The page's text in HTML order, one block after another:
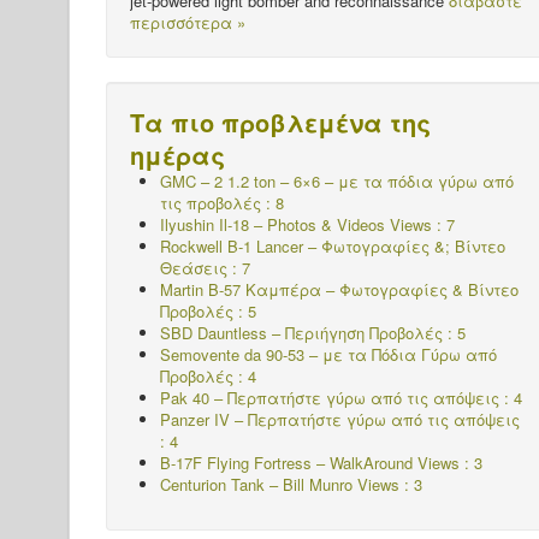
περισσότερα »
Τα πιο προβλεμένα της
ημέρας
GMC – 2 1.2 ton – 6×6 – με τα πόδια γύρω από
τις προβολές : 8
Ilyushin Il-18 – Photos & Videos Views : 7
Rockwell B-1 Lancer – Φωτογραφίες &; Βίντεο
Θεάσεις : 7
Martin B-57 Καμπέρα – Φωτογραφίες & Βίντεο
Προβολές : 5
SBD Dauntless – Περιήγηση Προβολές : 5
Semovente da 90-53 – με τα Πόδια Γύρω από
Προβολές : 4
Pak 40 – Περπατήστε γύρω από τις απόψεις : 4
Panzer IV – Περπατήστε γύρω από τις απόψεις
: 4
B-17F Flying Fortress – WalkAround Views : 3
Centurion Tank – Bill Munro Views : 3